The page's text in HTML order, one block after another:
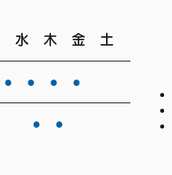
水 木 金 土
● ● ●
● ●